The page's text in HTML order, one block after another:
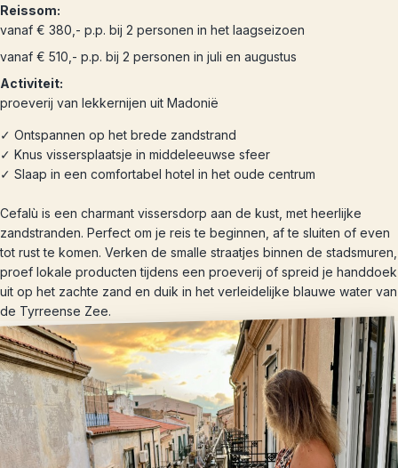
Reissom:
vanaf € 380,- p.p. bij 2 personen in het laagseizoen
vanaf € 510,- p.p. bij 2 personen in juli en augustus
Activiteit:
proeverij van lekkernijen uit Madonië
✓ Ontspannen op het brede zandstrand
✓ Knus vissersplaatsje in middeleeuwse sfeer
✓ Slaap in een comfortabel hotel in het oude centrum
Cefalù is een charmant vissersdorp aan de kust, met heerlijke
zandstranden. Perfect om je reis te beginnen, af te sluiten of even
tot rust te komen. Verken de smalle straatjes binnen de stadsmuren,
proef lokale producten tijdens een proeverij of spreid je handdoek
uit op het zachte zand en duik in het verleidelijke blauwe water van
de Tyrreense Zee.